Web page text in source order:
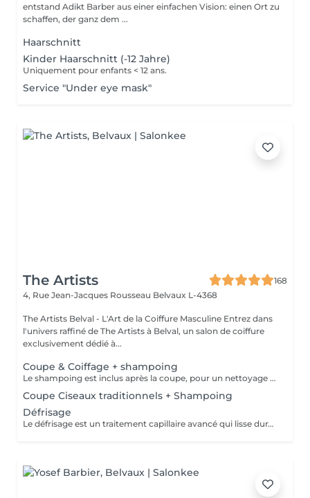
entstand Adikt Barber aus einer einfachen Vision: einen Ort zu
schaffen, der ganz dem ...
Haarschnitt
Kinder Haarschnitt (-12 Jahre)
Uniquement pour enfants < 12 ans.
Service "Under eye mask"
The Artists
168
4, Rue Jean-Jacques Rousseau Belvaux L-4368
The Artists Belval - L'Art de la Coiffure Masculine Entrez dans
l'univers raffiné de The Artists à Belval, un salon de coiffure
exclusivement dédié à...
Coupe & Coiffage + shampoing
Le shampoing est inclus après la coupe, pour un nettoyage en profondeur et un soin optimal. Le coiffage, réalisé en fin de prestation, garantit un style parfaitement maîtrisé et durable.
Coupe Ciseaux traditionnels + Shampoing
Défrisage
Le défrisage est un traitement capillaire avancé qui lisse durablement les cheveux, facilitant leur coiffage tout en éliminant les frisottis pour un résultat élégant et soigné. Le shampoing est inclus après la coupe, pour un nettoyage en profondeur et un soin optimal.